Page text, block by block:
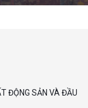
ĐỘNG SẢN VÀ ĐẦU